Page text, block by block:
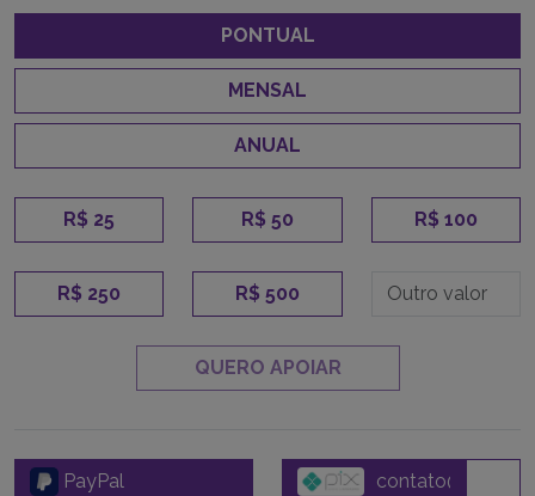
PONTUAL
MENSAL
ANUAL
R$ 25 R$ 50 R$ 100
R$ 250 R$ 500
QUERO APOIAR
PayPal